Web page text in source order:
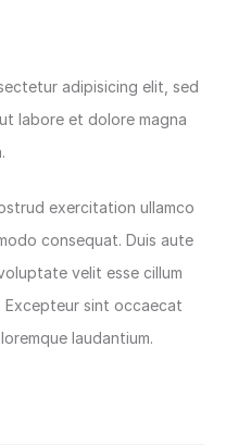
adipisicing elit, sed
labore et dolore magna
exercitation ullamco
consequat. Duis aute
velit esse cillum
sint occaecat
laudantium.